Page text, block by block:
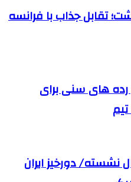
تقابل جذاب با فرانسه
رده های سنی برای
نشسته/ دورخیز ایران